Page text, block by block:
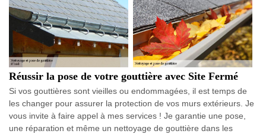
Réussir la pose de votre gouttière avec Site Fermé
Si vos gouttières sont vieilles ou endommagées, il est temps de
les changer pour assurer la protection de vos murs extérieurs. Je
vous invite à faire appel à mes services ! Je garantie une pose,
une réparation et même un nettoyage de gouttière dans les